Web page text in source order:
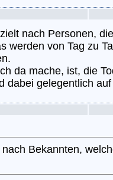
nach Personen,
werden von Tag zu
da mache, ist, die
dabei gelegentlich
Bekannten,